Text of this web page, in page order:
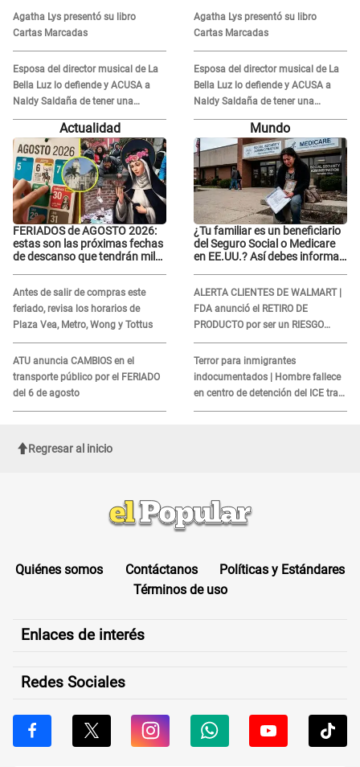
grabar"
Agatha Lys presentó su libro
Cartas Marcadas
Esposa del director musical de La
Bella Luz lo defiende y ACUSA a
Naldy Saldaña de tener una
relación con él y otros integrantes
grabar"
Agatha Lys presentó su libro
Cartas Marcadas
Esposa del director musical de La
Bella Luz lo defiende y ACUSA a
Naldy Saldaña de tener una
relación con él y otros integrantes
Actualidad
FERIADOS de AGOSTO 2026:
estas son las próximas fechas
de descanso que tendrán miles
Antes de salir de compras este
feriado, revisa los horarios de
Plaza Vea, Metro, Wong y Tottus
ATU anuncia CAMBIOS en el
transporte público por el FERIADO
del 6 de agosto
Mundo
¿Tu familiar es un beneficiario
del Seguro Social o Medicare
en EE.UU.? Así debes informar
ALERTA CLIENTES DE WALMART |
FDA anunció el RETIRO DE
PRODUCTO por ser un RIESGO
MORTAL para consumidores: ¿Cuál
es?
Terror para inmigrantes
indocumentados | Hombre fallece
en centro de detención del ICE tras
sufrir una "emergencia médica"
Regresar al inicio
Quiénes somos Contáctanos
Políticas y Estándares
Términos de uso
Enlaces de interés
Redes Sociales